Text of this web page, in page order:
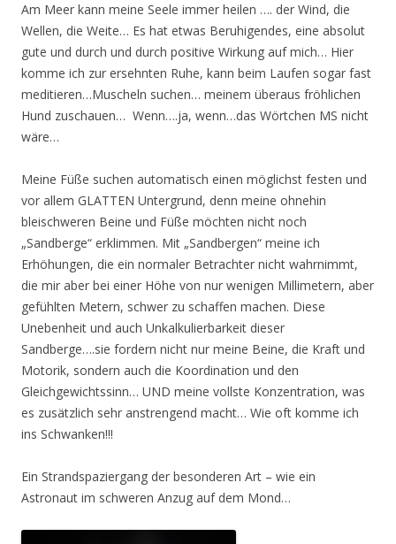
Am Meer kann meine Seele immer heilen …. der Wind, die
Wellen, die Weite… Es hat etwas Beruhigendes, eine absolut
gute und durch und durch positive Wirkung auf mich… Hier
komme ich zur ersehnten Ruhe, kann beim Laufen sogar fast
meditieren…Muscheln suchen… meinem überaus fröhlichen
Hund zuschauen… Wenn….ja, wenn…das Wörtchen MS nicht
wäre…
Meine Füße suchen automatisch einen möglichst festen und
vor allem GLATTEN Untergrund, denn meine ohnehin
bleischweren Beine und Füße möchten nicht noch
„Sandberge“ erklimmen. Mit „Sandbergen“ meine ich
Erhöhungen, die ein normaler Betrachter nicht wahrnimmt,
die mir aber bei einer Höhe von nur wenigen Millimetern, aber
gefühlten Metern, schwer zu schaffen machen. Diese
Unebenheit und auch Unkalkulierbarkeit dieser
Sandberge….sie fordern nicht nur meine Beine, die Kraft und
Motorik, sondern auch die Koordination und den
Gleichgewichtssinn… UND meine vollste Konzentration, was
es zusätzlich sehr anstrengend macht… Wie oft komme ich
ins Schwanken!!!
Ein Strandspaziergang der besonderen Art – wie ein
Astronaut im schweren Anzug auf dem Mond…